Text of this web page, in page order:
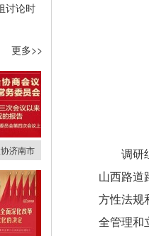
讨论时
更多>>
济南市
调研
山西路道
方性法规
全管理和